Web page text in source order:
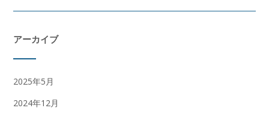
アーカイブ
2025年5月
2024年12月